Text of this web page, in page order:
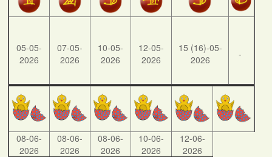
05-05-
2026
07-05-
2026
10-05-
2026
12-05-
2026
15 (16)-05-
2026
-
08-06-
2026
08-06-
2026
08-06-
2026
10-06-
2026
12-06-
2026